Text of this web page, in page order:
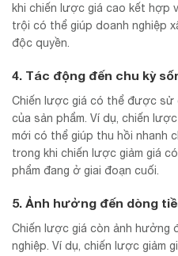
khi chiến lược giá cao kết hợp
trội có thể giúp doanh nghiệp
độc quyền.
4. Tác động đến chu kỳ
Chiến lược giá có thể được sử
của sản phẩm. Ví dụ, chiến
mới có thể giúp thu hồi nhanh
trong khi chiến lược giảm giá
phẩm đang ở giai đoạn cuối.
5. Ảnh hưởng đến dòng
Chiến lược giá còn ảnh hưởng
nghiệp. Ví dụ, chiến lược giảm